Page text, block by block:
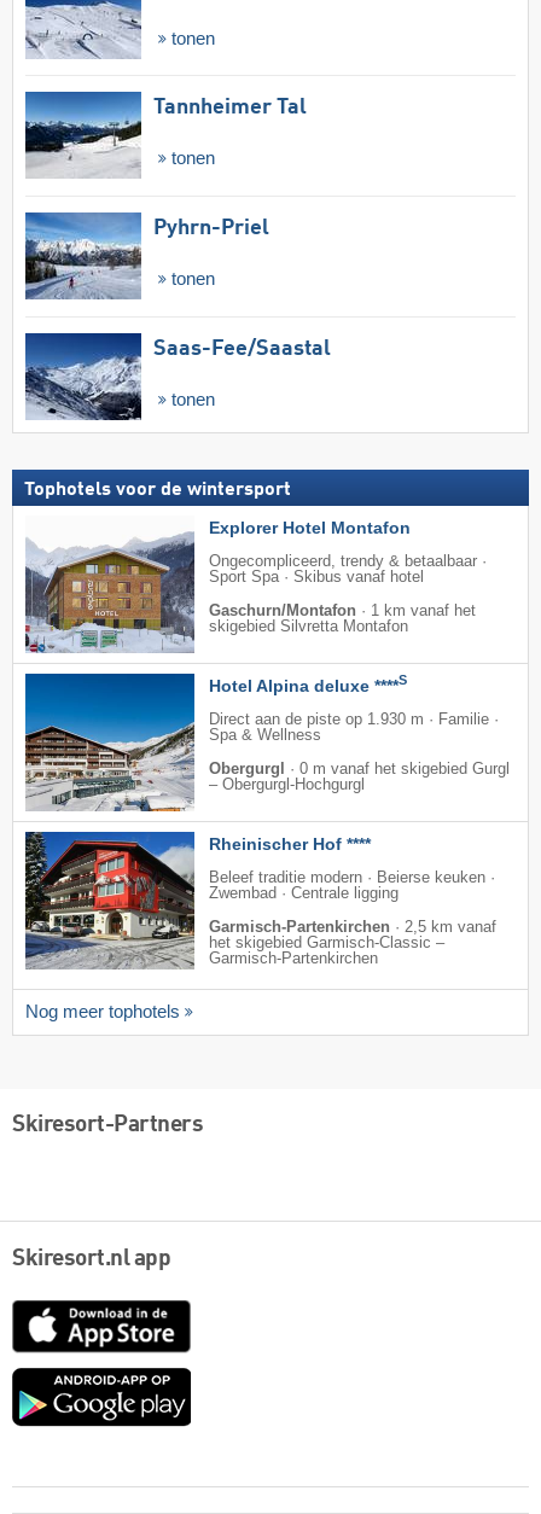
tonen
Tannheimer Tal
tonen
Pyhrn-Priel
tonen
Saas-Fee/​Saastal
tonen
Tophotels voor de wintersport
Explorer Hotel Montafon
Ongecompliceerd, trendy & betaalbaar ·
Sport Spa · Skibus vanaf hotel
Gaschurn/Montafon · 1 km vanaf het
skigebied Silvretta Montafon
Hotel Alpina deluxe ****S
Direct aan de piste op 1.930 m · Familie ·
Spa & Wellness
Obergurgl
· 0 m vanaf het skigebied Gurgl
– Obergurgl-Hochgurgl
Rheinischer Hof ****
Beleef traditie modern · Beierse keuken ·
Zwembad · Centrale ligging
Garmisch-Partenkirchen · 2,5 km vanaf
het skigebied Garmisch-Classic –
Garmisch-Partenkirchen
Nog meer tophotels
Skiresort-Partners
Skiresort.nl app
App
Google